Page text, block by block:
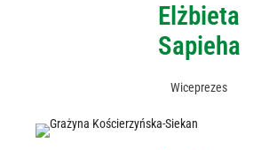
Elżbieta
Sapieha
Wiceprezes